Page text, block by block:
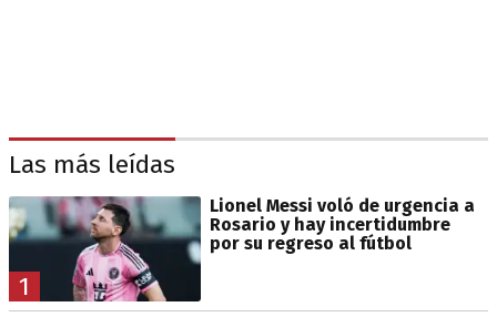
Las más leídas
1
Lionel Messi voló de urgencia a
Rosario y hay incertidumbre
por su regreso al fútbol